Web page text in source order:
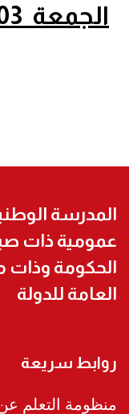
الجمعة 03 جوان
المدرسة
عمومية ذات
الحكومة وذات
العامة للدولة
روابط سريعة
منظومة التعلم